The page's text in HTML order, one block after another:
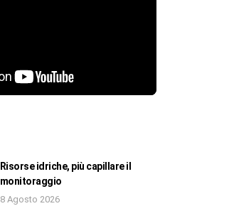
Risorse idriche, più capillare il
monitoraggio
8 Agosto 2026